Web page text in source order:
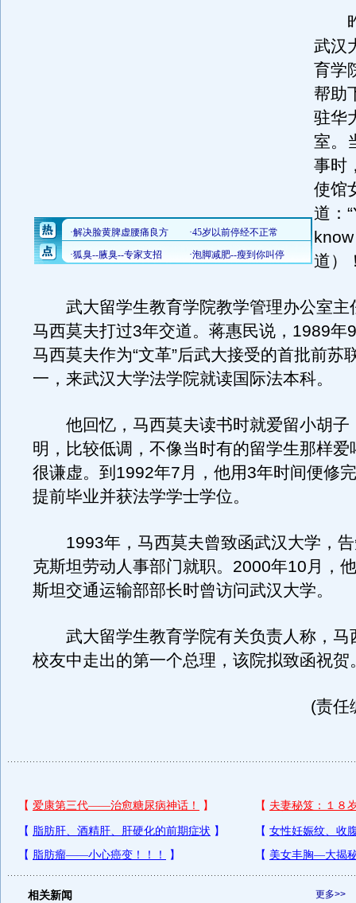
昨
武汉
育学
帮助
驻华
室。
事时
使馆
道：
道）
武大留学生教育学院教学管理办公室主
马西莫夫打过3年交道。蒋惠民说，1989年
马西莫夫作为“文革”后武大接受的首批前苏
一，来武汉大学法学院就读国际法本科。
他回忆，马西莫夫读书时就爱留小胡子
明，比较低调，不像当时有的留学生那样爱
很谦虚。到1992年7月，他用3年时间便修
提前毕业并获法学学士学位。
1993年，马西莫夫曾致函武汉大学，告
克斯坦劳动人事部门就职。2000年10月，
斯坦交通运输部部长时曾访问武汉大学。
武大留学生教育学院有关负责人称，马
校友中走出的第一个总理，该院拟致函祝贺
(责任
更多>>
相关新闻